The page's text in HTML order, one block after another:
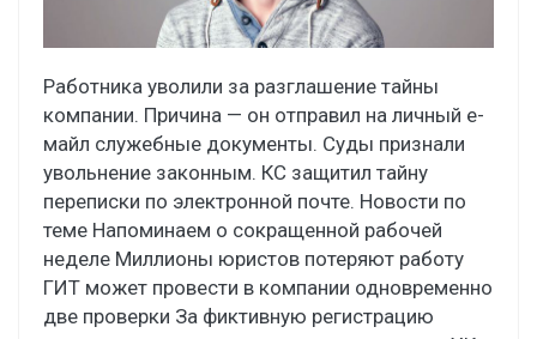
Работника уволили за разглашение тайны
компании. Причина — он отправил на личный е-
майл служебные документы. Суды признали
увольнение законным. КС защитил тайну
переписки по электронной почте. Новости по
теме Напоминаем о сокращенной рабочей
неделе Миллионы юристов потеряют работу
ГИТ может провести в компании одновременно
две проверки За фиктивную регистрацию